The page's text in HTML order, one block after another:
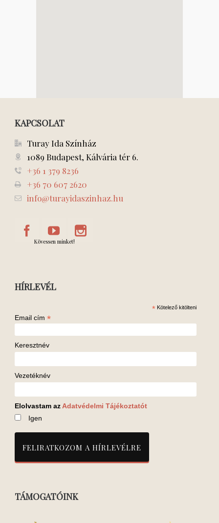
KAPCSOLAT
Turay Ida Színház
1089 Budapest, Kálvária tér 6.
+36 1 379 8236
+36 70 607 2620
info@turayidaszinhaz.hu
Kövessen minket!
HÍRLEVÉL
* Kötelező kitölteni
Email cím *
Keresztnév
Vezetéknév
Elolvastam az Adatvédelmi Tájékoztatót
Igen
TÁMOGATÓINK